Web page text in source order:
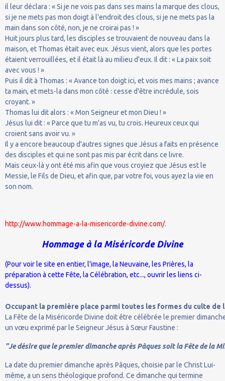
il leur déclara : « Si je ne vois pas dans ses mains la marque des clous,
si je ne mets pas mon doigt à l'endroit des clous, si je ne mets pas la
main dans son côté, non, je ne croirai pas ! »
Huit jours plus tard, les disciples se trouvaient de nouveau dans la
maison, et Thomas était avec eux. Jésus vient, alors que les portes
étaient verrouillées, et il était là au milieu d'eux. Il dit : « La paix soit
avec vous ! »
Puis il dit à Thomas : « Avance ton doigt ici, et vois mes mains ; avance
ta main, et mets-la dans mon côté : cesse d'être incrédule, sois
croyant. »
Thomas lui dit alors : « Mon Seigneur et mon Dieu ! »
Jésus lui dit : « Parce que tu m'as vu, tu crois. Heureux ceux qui
croient sans avoir vu. »
Il y a encore beaucoup d'autres signes que Jésus a faits en présence
des disciples et qui ne sont pas mis par écrit dans ce livre.
Mais ceux-là y ont été mis afin que vous croyiez que Jésus est le
Messie, le Fils de Dieu, et afin que, par votre foi, vous ayez la vie en
son nom.
http://www.hommage-a-la-misericorde-divine.com/.
Hommage à la Miséricorde Divine
(Pour voir le site en entier, l'image, la Neuvaine, les Prières, la
préparation à cette Fête, la Célébration, etc..., ouvrir les liens ci-
dessus).
Occupant la première place parmi toutes les formes du culte
La Fête de la Miséricorde Divine doit être célébrée le premier
un vœu exprimé par le Seigneur Jésus à Sœur Faustine :
"Je désire que le premier dimanche après Pâques soit la Fête de la
La date du premier dimanche après Pâques, choisie par le Christ Lui-
même, a un sens théologique profond. Ce dimanche qui termine